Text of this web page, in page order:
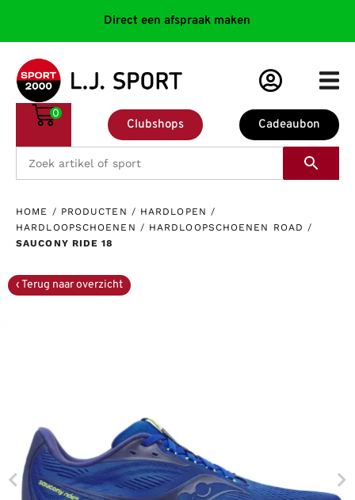
Direct een afspraak maken
Cadeaubon
Clubshops
0
HOME / PRODUCTEN / HARDLOPEN /
HARDLOOPSCHOENEN / HARDLOOPSCHOENEN ROAD /
SAUCONY RIDE 18